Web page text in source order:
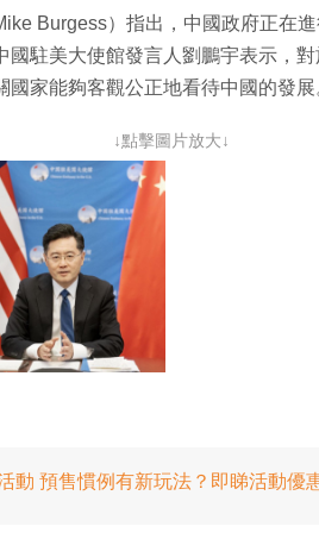
Burgess）指出，中國政府正在
國駐美大使館發言人劉鵬宇表示，
家能夠客觀公正地看待中國的發展
↓點擊圖片放大↓
動 預售慣例有新玩法？即睇活動優